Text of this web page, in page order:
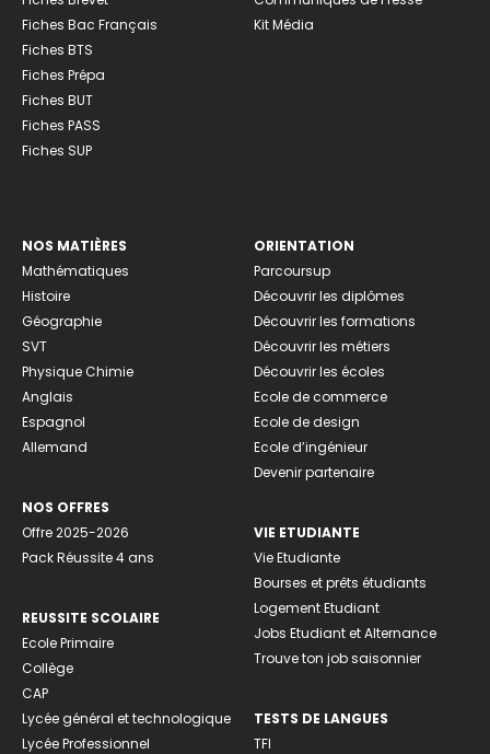
Fiches Bac Français
Fiches BTS
Fiches Prépa
Fiches BUT
Fiches PASS
Fiches SUP
Kit Média
NOS MATIÈRES
Mathématiques
Histoire
Géographie
SVT
Physique Chimie
Anglais
Espagnol
Allemand
NOS OFFRES
Offre 2025-2026
Pack Réussite 4 ans
REUSSITE SCOLAIRE
Ecole Primaire
Collège
CAP
Lycée général et technologique
Lycée Professionnel
ORIENTATION
Parcoursup
Découvrir les diplômes
Découvrir les formations
Découvrir les métiers
Découvrir les écoles
Ecole de commerce
Ecole de design
Ecole d’ingénieur
Devenir partenaire
VIE ETUDIANTE
Vie Etudiante
Bourses et prêts étudiants
Logement Etudiant
Jobs Etudiant et Alternance
Trouve ton job saisonnier
TESTS DE LANGUES
TFI